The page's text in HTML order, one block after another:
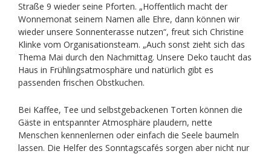
Straße 9 wieder seine Pforten. „Hoffentlich macht der
Wonnemonat seinem Namen alle Ehre, dann können wir
wieder unsere Sonnenterasse nutzen“, freut sich Christine
Klinke vom Organisationsteam. „Auch sonst zieht sich das
Thema Mai durch den Nachmittag. Unsere Deko taucht das
Haus in Frühlingsatmosphäre und natürlich gibt es
passenden frischen Obstkuchen.
Bei Kaffee, Tee und selbstgebackenen Torten können die
Gäste in entspannter Atmosphäre plaudern, nette
Menschen kennenlernen oder einfach die Seele baumeln
lassen. Die Helfer des Sonntagscafés sorgen aber nicht nur